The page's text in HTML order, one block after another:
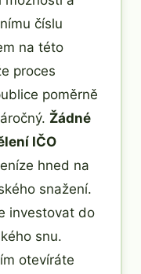
číslu
na této
proces
poměrně
Žádné
IČO
hned na
snažení.
investovat do
snu.
otevíráte